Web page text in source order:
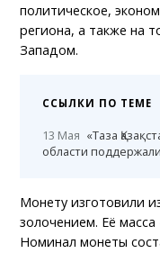
политическое,
региона, а также на
Западом.
ССЫЛКИ ПО ТЕМЕ
13 Мая «Таза
области
Монету изготовили
золочением. Её
Номинал монеты